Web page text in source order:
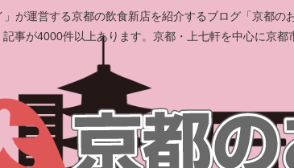
が運営する京都の飲食新店を紹介するブログ「京都
記事が4000件以上あります。京都・上七軒を中心に京都